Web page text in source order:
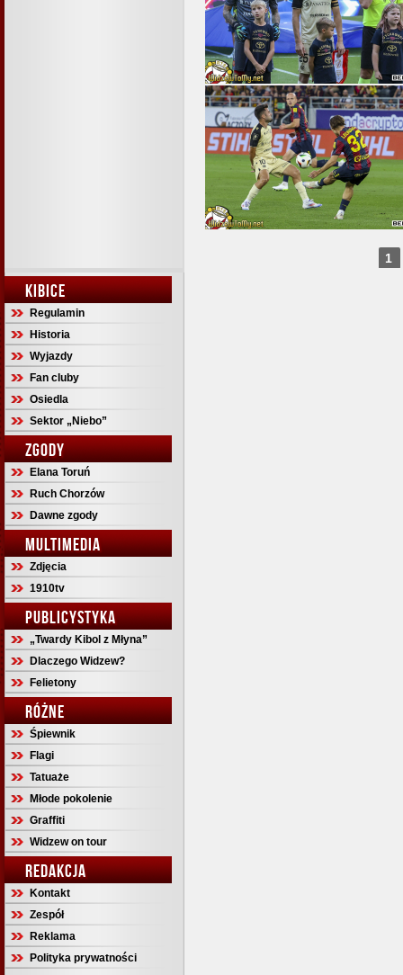
KIBICE
Regulamin
Historia
Wyjazdy
Fan cluby
Osiedla
Sektor „Niebo”
ZGODY
Elana Toruń
Ruch Chorzów
Dawne zgody
MULTIMEDIA
Zdjęcia
1910tv
PUBLICYSTYKA
„Twardy Kibol z Młyna”
Dlaczego Widzew?
Felietony
RÓŻNE
Śpiewnik
Flagi
Tatuaże
Młode pokolenie
Graffiti
Widzew on tour
REDAKCJA
Kontakt
Zespół
Reklama
Polityka prywatności
1